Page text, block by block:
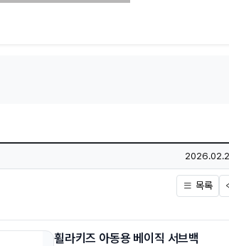
작성일
목록
휠라키즈 아동용 베이직 서브백